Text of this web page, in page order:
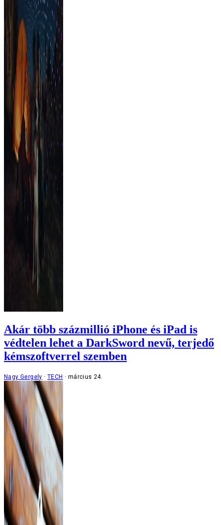
Akár több százmillió iPhone és iPad is
védtelen lehet a DarkSword nevű, terjedő
kémszoftverrel szemben
Nagy Gergely TECH március 24.